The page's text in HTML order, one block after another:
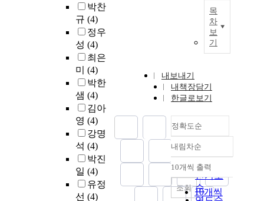
박찬
규 (4)
정우
성 (4)
최은
미 (4)
박한
샘 (4)
김아
영 (4)
강명
석 (4)
박진
일 (4)
유정
선 (4)
목
차
보
기
내보내기
내책장담기
한글로보기
정확도순
정확도
순
인기도
순
내림차순
내림차순
10개씩 출력
10개씩
조회